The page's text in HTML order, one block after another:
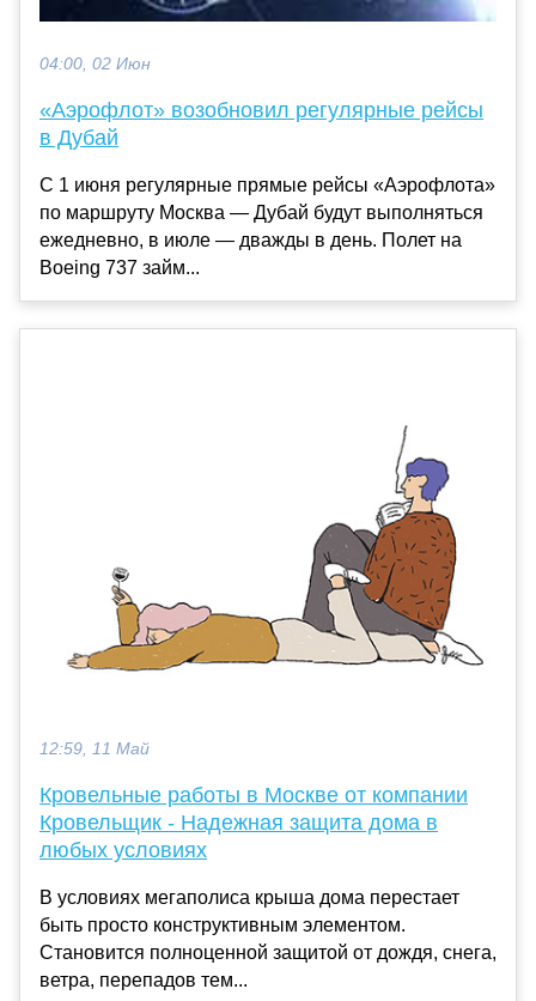
04:00, 02 Июн
«Аэрофлот» возобновил регулярные рейсы
в Дубай
С 1 июня регулярные прямые рейсы «Аэрофлота»
по маршруту Москва — Дубай будут выполняться
ежедневно, в июле — дважды в день. Полет на
Boeing 737 займ...
12:59, 11 Май
Кровельные работы в Москве от компании
Кровельщик - Надежная защита дома в
любых условиях
В условиях мегаполиса крыша дома перестает
быть просто конструктивным элементом.
Становится полноценной защитой от дождя, снега,
ветра, перепадов тем...